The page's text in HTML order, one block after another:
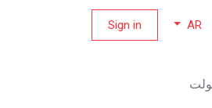
AR
Sign in